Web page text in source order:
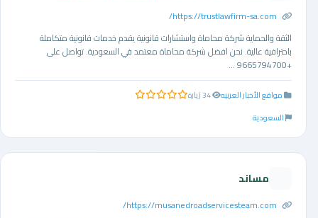
https://trustlawfirm-sa.com/
الثقة والحماية شركة محاماة واستشارات قانونية يقدم خدمات قانونية متكاملة
باحترافية عالية. نحن افضل شركة محاماة معتمد في السعودية. تواصل على
+9665794700 ...
مواقع الأخبار العربيه 0.0 من 5 نجوم
السعودية
مساند
https://musanedroadservicesteam.com/